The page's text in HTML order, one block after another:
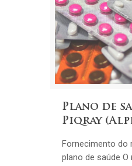
Plano de
Piqray
Fornecimento do
plano de saúde